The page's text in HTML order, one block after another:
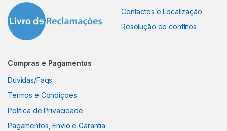
Contactos e Localização
Resolução de conflitos
Compras e Pagamentos
Duvidas/Faqs
Termos e Condiçoes
Política de Privacidade
Pagamentos, Envio e Garantia